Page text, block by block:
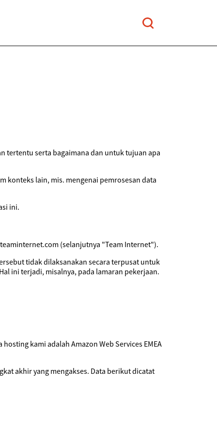
tertentu serta bagaimana dan untuk tujuan apa
konteks lain, mis. mengenai pemrosesan data
ini.
(selanjutnya "Team Internet").
tidak dilaksanakan secara terpusat untuk
ini terjadi, misalnya, pada lamaran pekerjaan.
kami adalah Amazon Web Services EMEA
akhir yang mengakses. Data berikut dicatat